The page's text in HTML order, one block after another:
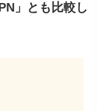
」とも比較し